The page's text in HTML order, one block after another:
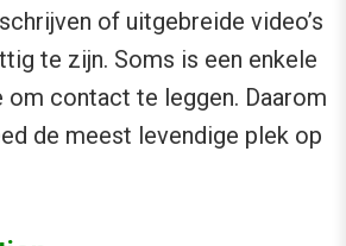
of uitgebreide video’s
te zijn. Soms is een enkele
om contact te leggen. Daarom
de meest levendige plek op